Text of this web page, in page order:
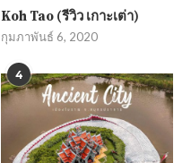
Koh Tao (รีวิว เกาะเต่า)
กุมภาพันธ์ 6, 2020
4